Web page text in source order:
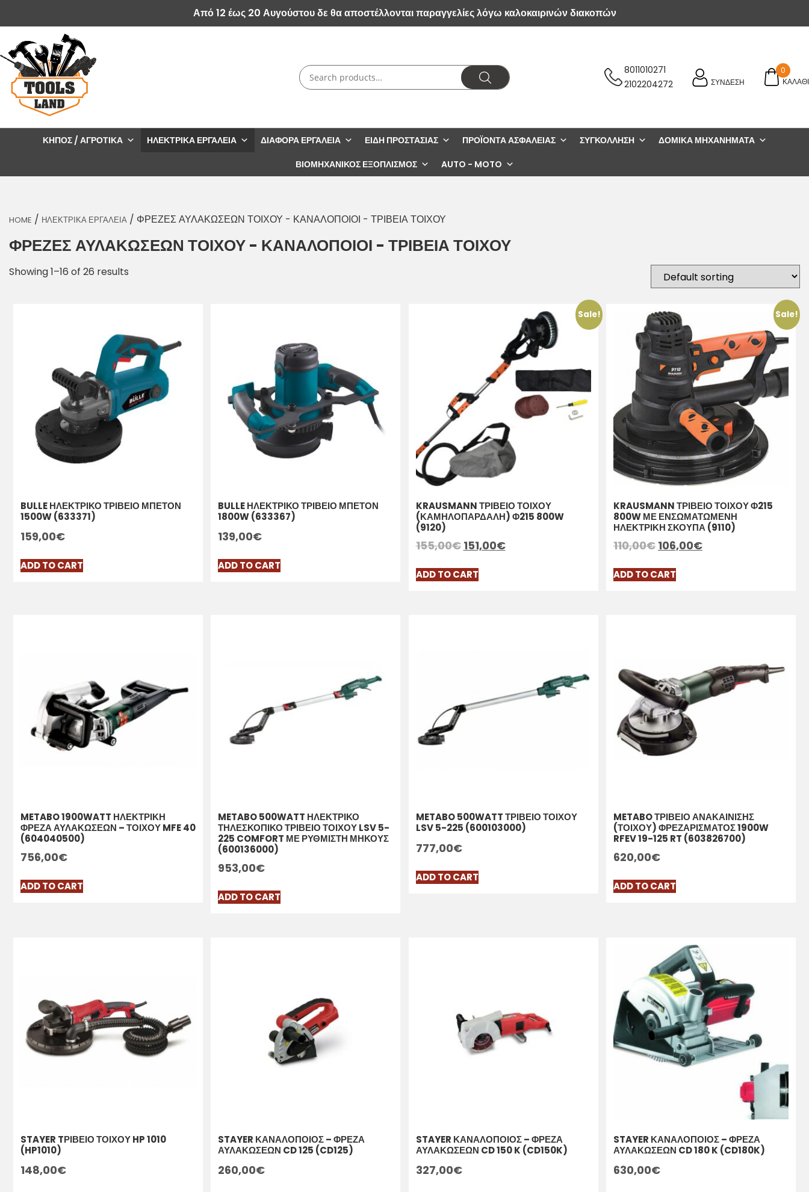
Από 12 έως 20 Αυγούστου δε θα αποστέλλονται παραγγελίες λόγω καλοκαιρινών διακοπών
8011010271
2102204272
ΣΥΝΔΕΣΗ ΚΑΛΑΘΙ
0
ΚΉΠΟΣ / ΑΓΡΟΤΙΚΆ ΗΛΕΚΤΡΙΚΆ ΕΡΓΑΛΕΊΑ ΔΙΆΦΟΡΑ ΕΡΓΑΛΕΊΑ ΕΊΔΗ ΠΡΟΣΤΑΣΊΑΣ ΠΡΟΪΌΝΤΑ ΑΣΦΑΛΕΊΑΣ ΣΥΓΚΌΛΛΗΣΗ
ΔΟΜΙΚΆ ΜΗΧΑΝΉΜΑΤΑ
ΒΙΟΜΗΧΑΝΙΚΌΣ ΕΞΟΠΛΙΣΜΌΣ
AUTO - MOTO
HOME / ΗΛΕΚΤΡΙΚΑ ΕΡΓΑΛΕΙΑ / ΦΡΕΖΕΣ ΑΥΛΑΚΩΣΕΩΝ ΤΟΙΧΟΥ - ΚΑΝΑΛΟΠΟΙΟΙ - ΤΡΙΒΕΙΑ ΤΟΙΧΟΥ
ΦΡΕΖΕΣ ΑΥΛΑΚΩΣΕΩΝ ΤΟΙΧΟΥ - ΚΑΝΑΛΟΠΟΙΟΙ - ΤΡΙΒΕΙΑ ΤΟΙΧΟΥ
Showing 1–16 of 26 results
BULLE ΗΛΕΚΤΡΙΚΟ ΤΡΙΒΕΙΟ ΜΠΕΤΟΝ
1500W (633371)
159,00€
ADD TO CART
BULLE ΗΛΕΚΤΡΙΚΟ ΤΡΙΒΕΙΟ ΜΠΕΤΟΝ
1800W (633367)
139,00€
ADD TO CART
Sale!
KRAUSMANN ΤΡΙΒΕΙΟ ΤΟΙΧΟΥ
(ΚΑΜΗΛΟΠΑΡΔΑΛΗ) Φ215 800W
(9120)
155,00€ 151,00€
ADD TO CART
Sale!
KRAUSMANN ΤΡΙΒΕΙΟ ΤΟΙΧΟΥ Φ215
800W ΜΕ ΕΝΣΩΜΑΤΩΜΕΝΗ
ΗΛΕΚΤΡΙΚΗ ΣΚΟΥΠΑ (9110)
110,00€ 106,00€
ADD TO CART
METABO 1900WATT ΗΛΕΚΤΡΙΚΗ
ΦΡΕΖΑ ΑΥΛΑΚΩΣΕΩΝ – ΤΟΙΧΟΥ MFE 40
(604040500)
756,00€
ADD TO CART
METABO 500WATT ΗΛΕΚΤΡΙΚΟ
ΤΗΛΕΣΚΟΠΙΚΟ ΤΡΙΒΕΙΟ ΤΟΙΧΟΥ LSV 5-
225 COMFORT ΜΕ ΡΥΘΜΙΣΤΗ ΜΗΚΟΥΣ
(600136000)
953,00€
ADD TO CART
METABO 500WATT ΤΡΙΒΕΙΟ ΤΟΙΧΟΥ
LSV 5-225 (600103000)
777,00€
ADD TO CART
METABO ΤΡΙΒΕΙΟ ΑΝΑΚΑΙΝΙΣΗΣ
(ΤΟΙΧΟΥ) ΦΡΕΖΑΡΙΣΜΑΤΟΣ 1900W
RFEV 19-125 RT (603826700)
620,00€
ADD TO CART
STAYER TΡΙΒΕΙΟ ΤΟΙΧΟΥ HP 1010
(HP1010)
148,00€
STAYER ΚΑΝΑΛΟΠΟΙΟΣ – ΦΡΕΖΑ
ΑΥΛΑΚΩΣΕΩΝ CD 125 (CD125)
260,00€
STAYER ΚΑΝΑΛΟΠΟΙΟΣ – ΦΡΕΖΑ
ΑΥΛΑΚΩΣΕΩΝ CD 150 K (CD150K)
327,00€
STAYER ΚΑΝΑΛΟΠΟΙΟΣ – ΦΡΕΖΑ
ΑΥΛΑΚΩΣΕΩΝ CD 180 K (CD180K)
630,00€